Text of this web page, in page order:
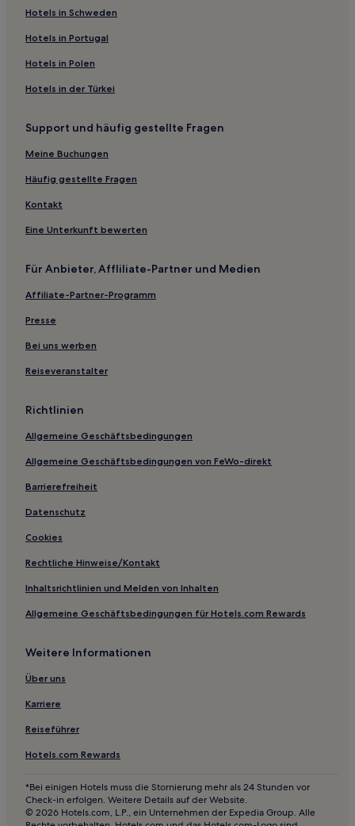
Little Rock Hotels
Hotels nahe Universität von Arkansas-Little Rock
Downtown Little Rock: Hotels
Marche Hotels
Hazen Hotels
Hotels nahe Professor Bowl West
Hotels nahe River Market District
Hotels nahe Big Rock Mini Golf & Fun Park
England Hotels
Hotels nahe I-30 Speedway
Hotels nahe Outlets of Little Rock
B&B in Eureka Springs
Ferienwohnungen in Sandy Beach
Motels in West Memphis
Günstige in Little Rock
Hotels mit Fitnessbereich in Little Rock
Hotels mit Pool in Conway
Hotels mit inbegriffenem Frühstück in Conway
Familien in Bentonville
Hotels mit inbegriffenem Frühstück in Mountain Home
Haustierfreundliche in West Memphis
Familien in West Memphis
Hotels mit Parkplatz in Gentry
Günstige in Jonesboro
Hotels mit inbegriffenem Frühstück in Forrest City
Hotels mit Pool nahe Sandy Beach
Hotels mit Parkplatz nahe Sandy Beach
Günstige in Fort Smith
Hotels mit Fitnessbereich in Fort Smith
Familien in Heber Springs
Hotels in Schweden
Hotels in Portugal
Hotels in Polen
Hotels in der Türkei
Support und häufig gestellte Fragen
Meine Buchungen
Häufig gestellte Fragen
Kontakt
Eine Unterkunft bewerten
Für Anbieter, Affliliate-Partner und Medien
Affiliate-Partner-Programm
Presse
Bei uns werben
Reiseveranstalter
Richtlinien
Allgemeine Geschäftsbedingungen
Allgemeine Geschäftsbedingungen von FeWo-direkt
Barrierefreiheit
Datenschutz
Cookies
Rechtliche Hinweise/Kontakt
Inhaltsrichtlinien und Melden von Inhalten
Allgemeine Geschäftsbedingungen für Hotels.com Rewards
Weitere Informationen
Über uns
Karriere
Reiseführer
Hotels.com Rewards
*Bei einigen Hotels muss die Stornierung mehr als 24 Stunden vor
Check-in erfolgen. Weitere Details auf der Website.
© 2026 Hotels.com, L.P., ein Unternehmen der Expedia Group. Alle